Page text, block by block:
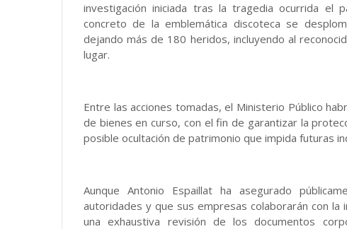
investigación iniciada tras la tragedia ocurrida
concreto de la emblemática discoteca se
dejando más de 180 heridos, incluyendo al
lugar.
Entre las acciones tomadas, el Ministerio Público
de bienes en curso, con el fin de garantizar la
posible ocultación de patrimonio que impida futuras
Aunque Antonio Espaillat ha asegurado
autoridades y que sus empresas colaborarán con la
una exhaustiva revisión de los documentos